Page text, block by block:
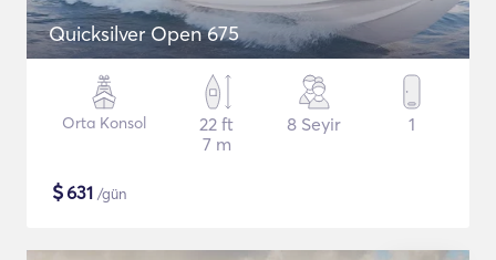
Quicksilver Open 675
Orta Konsol
22 ft
7 m
8 Seyir 1
$631 /gün